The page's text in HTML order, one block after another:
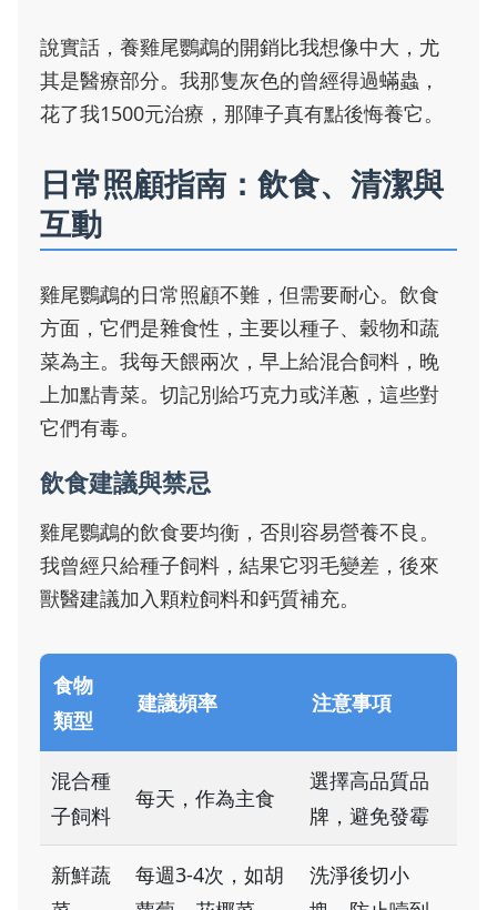
說實話，養雞尾鸚鵡的開銷比我想像中大，尤
其是醫療部分。我那隻灰色的曾經得過蟎蟲，
花了我1500元治療，那陣子真有點後悔養它。
日常照顧指南：飲食、清潔與
互動
雞尾鸚鵡的日常照顧不難，但需要耐心。飲食
方面，它們是雜食性，主要以種子、穀物和蔬
菜為主。我每天餵兩次，早上給混合飼料，晚
上加點青菜。切記別給巧克力或洋蔥，這些對
它們有毒。
飲食建議與禁忌
雞尾鸚鵡的飲食要均衡，否則容易營養不良。
我曾經只給種子飼料，結果它羽毛變差，後來
獸醫建議加入顆粒飼料和鈣質補充。
食物
類型
建議頻率 注意事項
混合種
子飼料
每天，作為主食
選擇高品質品
牌，避免發霉
新鮮蔬
每週3-4次，如胡
洗淨後切小